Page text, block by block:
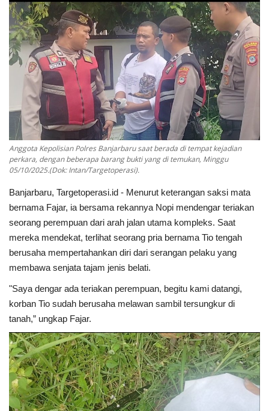
Anggota Kepolisian Polres Banjarbaru saat berada di tempat kejadian
perkara, dengan beberapa barang bukti yang di temukan, Minggu
05/10/2025.(Dok: Intan/Targetoperasi).
Banjarbaru, Targetoperasi.id - Menurut keterangan saksi mata
bernama Fajar, ia bersama rekannya Nopi mendengar teriakan
seorang perempuan dari arah jalan utama kompleks. Saat
mereka mendekat, terlihat seorang pria bernama Tio tengah
berusaha mempertahankan diri dari serangan pelaku yang
membawa senjata tajam jenis belati.
"Saya dengar ada teriakan perempuan, begitu kami datangi,
korban Tio sudah berusaha melawan sambil tersungkur di
tanah,” ungkap Fajar.